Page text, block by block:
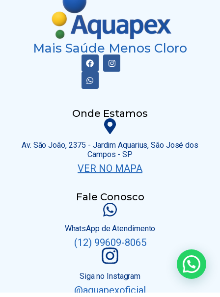
Mais Saúde Menos Cloro
Fale Conosco
WhatsApp de Atendimento
(12) 99609-8065
Siga no Instagram
@aquapexoficial
Onde Estamos
Av. São João, 2375 - Jardim Aquarius, São José dos
Campos - SP
VER NO MAPA